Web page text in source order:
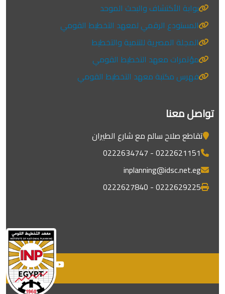
بوابة الأكتشاف والبحث الموحد
المستودع الرقمي لمعهد التخطيط القومي
المجلة المصرية للتنمية والتخطيط
مؤتمرات معهد التخطيط القومي
فهرس مكتبة معهد التخطيط القومي
تواصل معنا
تقاطع صلاح سالم مع شارع الطيران
0222621151 - 0222634747
inplanning@idsc.net.eg
0222629225 - 0222627840